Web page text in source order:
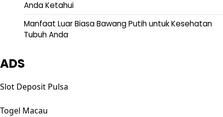
Anda Ketahui
Manfaat Luar Biasa Bawang Putih untuk Kesehatan
Tubuh Anda
ADS
Slot Deposit Pulsa
Togel Macau